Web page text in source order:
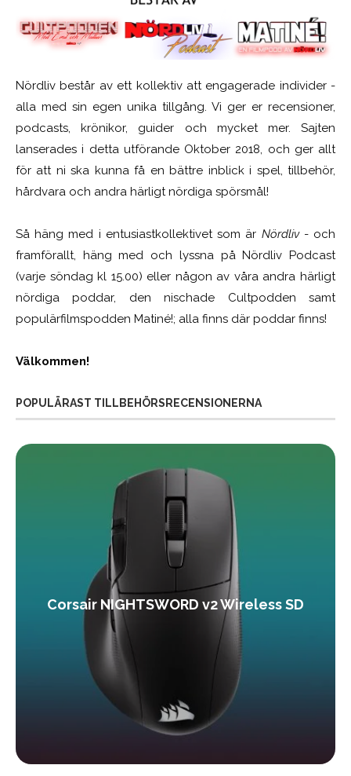
Nördliv består av ett kollektiv att engagerade individer -
alla med sin egen unika tillgång. Vi ger er recensioner,
podcasts, krönikor, guider och mycket mer. Sajten
lanserades i detta utförande Oktober 2018, och ger allt
för att ni ska kunna få en bättre inblick i spel, tillbehör,
hårdvara och andra härligt nördiga spörsmål!
Så häng med i entusiastkollektivet som är Nördliv- och
framförallt, häng med och lyssna på Nördliv Podcast
(varje söndag kl 15.00) eller någon av våra andra härligt
nördiga poddar, den nischade Cultpodden samt
populärfilmspodden Matiné!; alla finns där poddar finns!
Välkommen!
POPULÄRAST TILLBEHÖRSRECENSIONERNA
Corsair NIGHTSWORD v2 Wireless SD